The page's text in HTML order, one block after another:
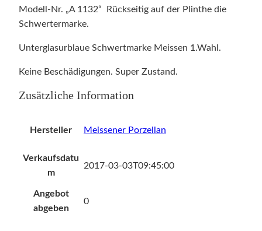
Modell-Nr. „A 1132“ Rückseitig auf der Plinthe die
Schwertermarke.
Unterglasurblaue Schwertmarke Meissen 1.Wahl.
Keine Beschädigungen. Super Zustand.
Zusätzliche Information
Hersteller Meissener Porzellan
Verkaufsdatu
m
2017-03-03T09:45:00
Angebot
abgeben
0